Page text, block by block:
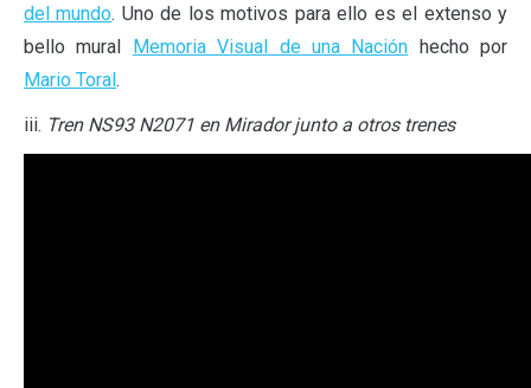
del mundo. Uno de los motivos para ello es el extenso y
bello mural Memoria Visual de una Nación hecho por
Mario Toral.
iii. Tren NS93 N2071 en Mirador junto a otros trenes